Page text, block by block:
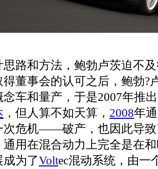
和方法，鲍勃卢茨迫不及
董事会的认可之后，鲍勃?
车和量产，于是2007年推
，但人算不如天算， 2008年
次危机——破产，也因此导
用在混合动力上完全是在
为了Voltec混动系统，由一